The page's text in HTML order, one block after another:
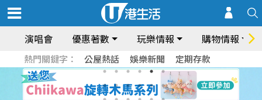
演唱會 優惠著數 玩樂情報 購物情報
熱門關鍵字： 公屋熱話 娛樂新聞 定期存款